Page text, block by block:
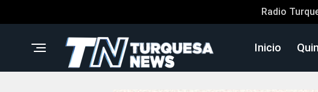
Radio
Inicio